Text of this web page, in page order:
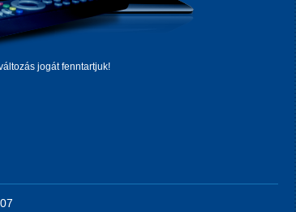
jogát fenntartjuk!